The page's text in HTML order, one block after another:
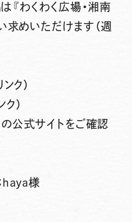
『わくわく広場・湘南
求めいただけます（週
ク）
ク）
公式サイトをご確認
様